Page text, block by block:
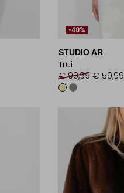
-40%
STUDIO AR
Trui
€ 99,99 € 59,99